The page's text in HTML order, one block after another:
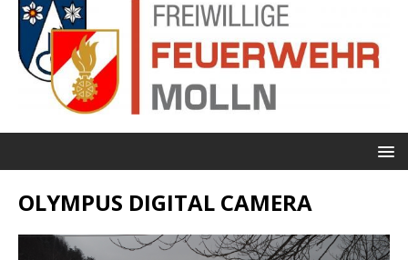
OLYMPUS DIGITAL CAMERA